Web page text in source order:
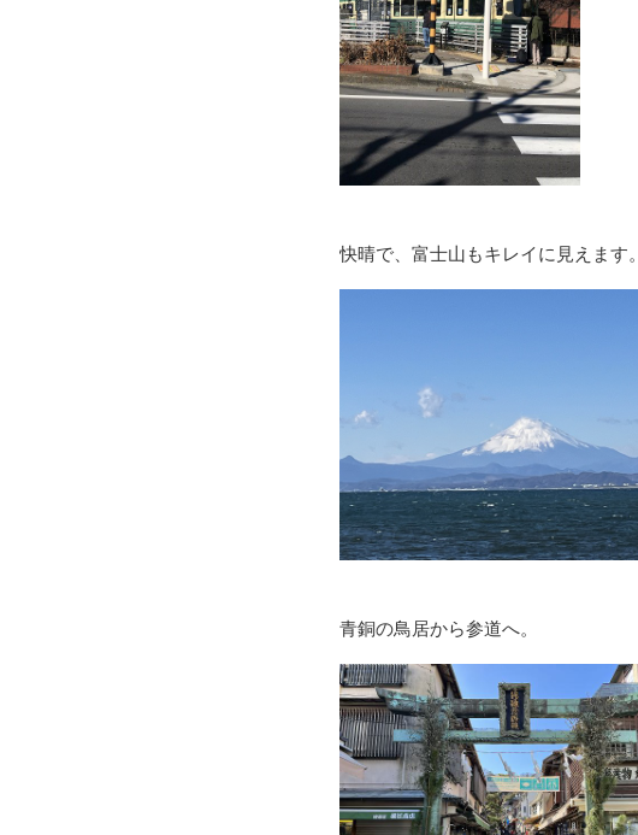
快晴で、富士山もキレイに見えます。
青銅の鳥居から参道へ。